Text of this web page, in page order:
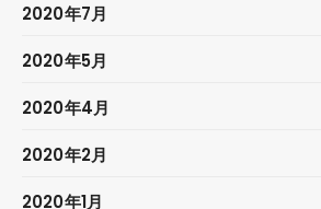
2020年7月
2020年5月
2020年4月
2020年2月
2020年1月